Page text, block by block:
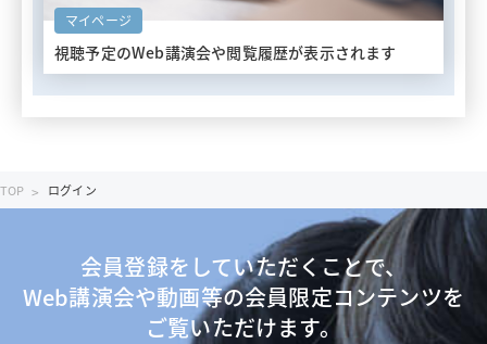
マイページ
視聴予定のWeb講演会や閲覧履歴が表示されます
TOP ログイン
会員登録をしていただくことで、
Web講演会や動画等の会員限定コンテンツを
ご覧いただけます。